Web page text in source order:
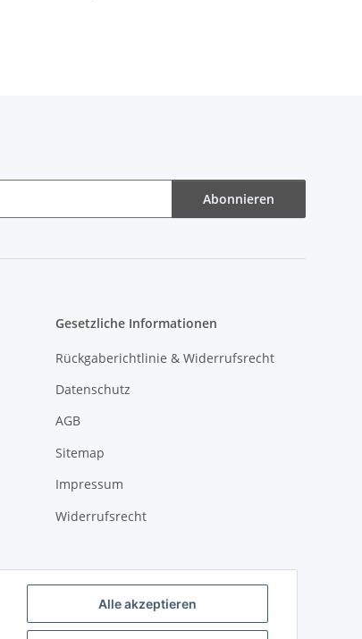
Alle akzeptieren
Abonnieren
Gesetzliche Informationen
Rückgaberichtlinie & Widerrufsrecht
Datenschutz
AGB
Sitemap
Impressum
Widerrufsrecht